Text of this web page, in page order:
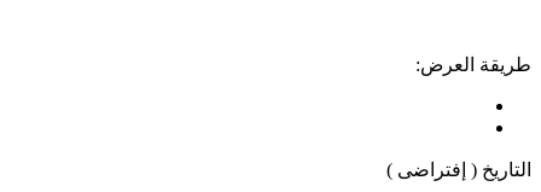
طريقة العرض:
التاريخ ( إفتراضى )